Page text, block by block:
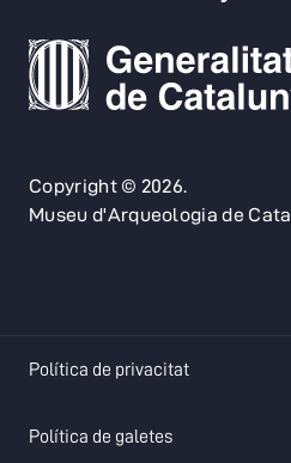
Copyright © 2026.
Museu d'Arqueologia de
Política de privacitatopens in a
Política de galetesopens in a new